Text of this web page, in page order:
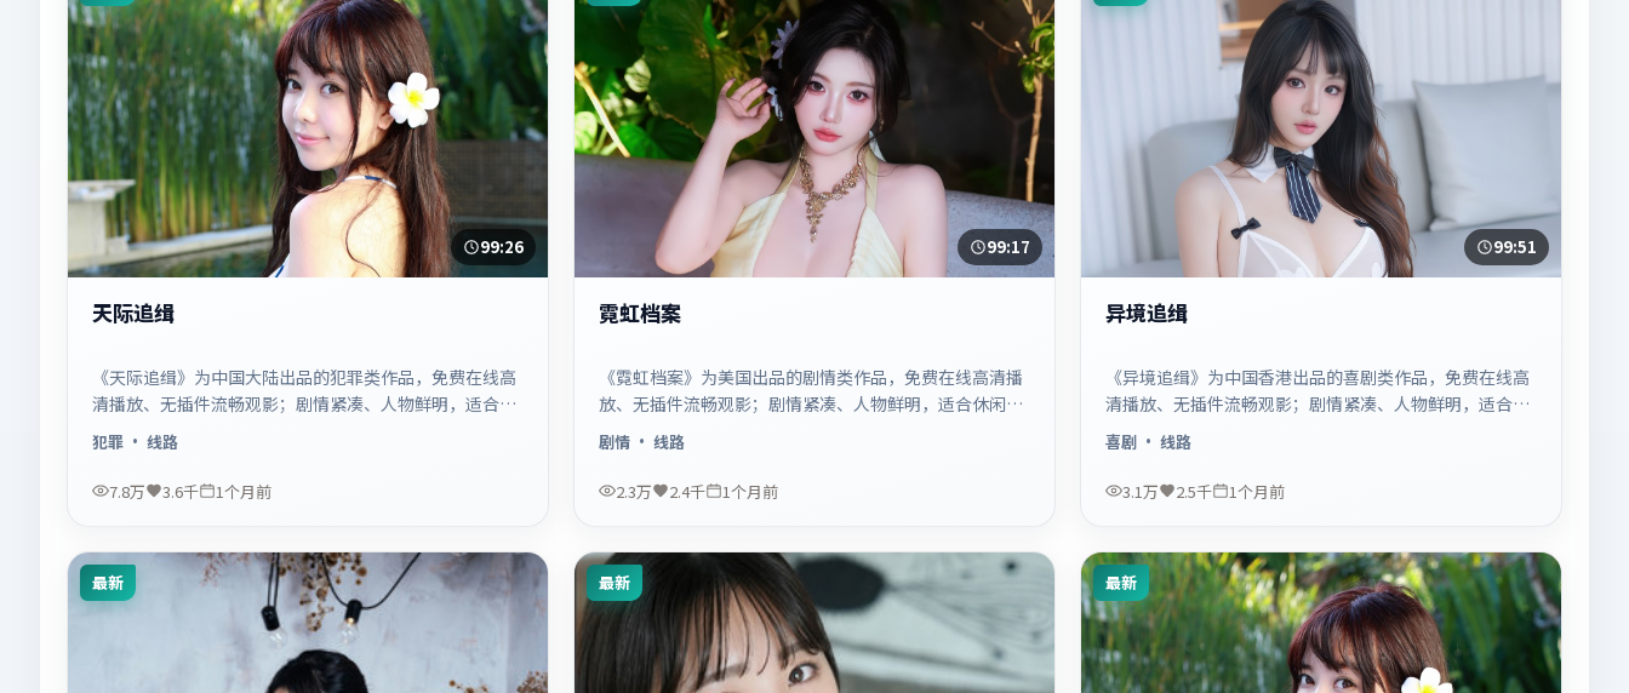
99:26
天际追缉
《天际追缉》为中国大陆出品的犯罪类作品，免费在线高
清播放、无插件流畅观影；剧情紧凑、人物鲜明，适合休
闲一口气追看。
犯罪· 线路
7.8万 3.6千 1个月前
99:17
霓虹档案
《霓虹档案》为美国出品的剧情类作品，免费在线高清播
放、无插件流畅观影；剧情紧凑、人物鲜明，适合休闲一
口气追看。
剧情· 线路
2.3万 2.4千 1个月前
99:51
异境追缉
《异境追缉》为中国香港出品的喜剧类作品，免费在线高
清播放、无插件流畅观影；剧情紧凑、人物鲜明，适合休
闲一口气追看。
喜剧 · 线路
3.1万 2.5千 1个月前
最新 最新 最新